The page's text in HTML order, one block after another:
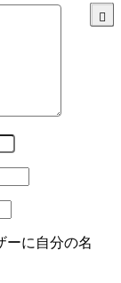
ーに自分の名